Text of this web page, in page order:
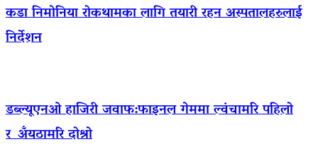
कडा निमोनिया रोकथामका लागि तयारी रहन अस्पतालहरुलाई
निर्देशन
डब्ल्यूएनओ हाजिरी जवाफ:फाइनल गेममा ल्वंचामरि पहिलो
र अँयठामरि दोश्रो